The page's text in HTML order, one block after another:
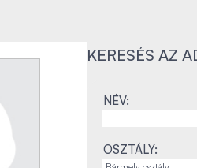
KERESÉS AZ
NÉV:
OSZTÁLY: